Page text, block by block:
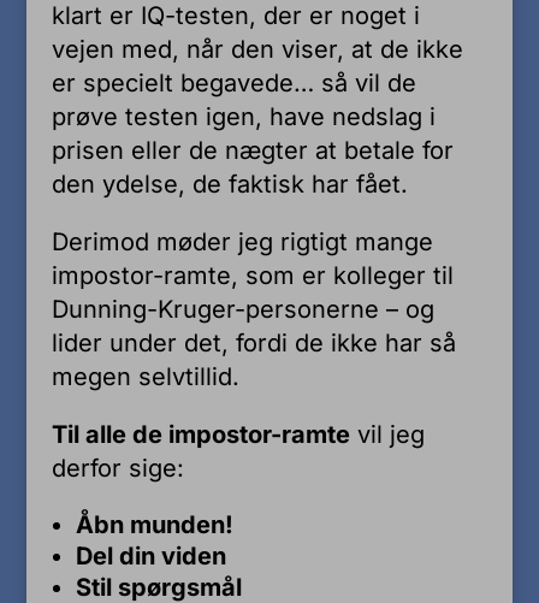
klart er IQ-testen, der er noget i
vejen med, når den viser, at de ikke
er specielt begavede… så vil de
prøve testen igen, have nedslag i
prisen eller de nægter at betale for
den ydelse, de faktisk har fået.
Derimod møder jeg rigtigt mange
impostor-ramte, som er kolleger til
Dunning-Kruger-personerne – og
lider under det, fordi de ikke har så
megen selvtillid.
Til alle de impostor-ramtevil jeg
derfor sige:
Åbn munden!
Del din viden
Stil spørgsmål